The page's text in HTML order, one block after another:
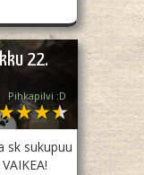
22.
Pihkapilvi :D
sk sukupuu